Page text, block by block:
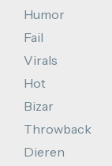
Humor
Fail
Virals
Hot
Bizar
Throwback
Dieren